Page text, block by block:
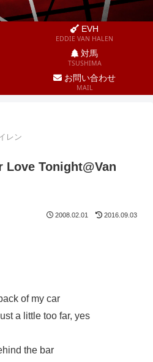
EVH
EDDIE VAN HALEN
対馬
TSUSHIMA
お問い合わせ
MAIL
レン
Love Tonight@Van
2008.02.01 2016.09.03
of my car
a little too far, yes
the bar